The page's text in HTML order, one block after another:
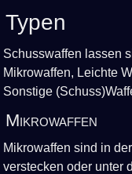
Typen
Schusswaffen lassen
Mikrowaffen, Leichte
Sonstige
Mikrowaffen
Mikrowaffen sind in
verstecken oder unter